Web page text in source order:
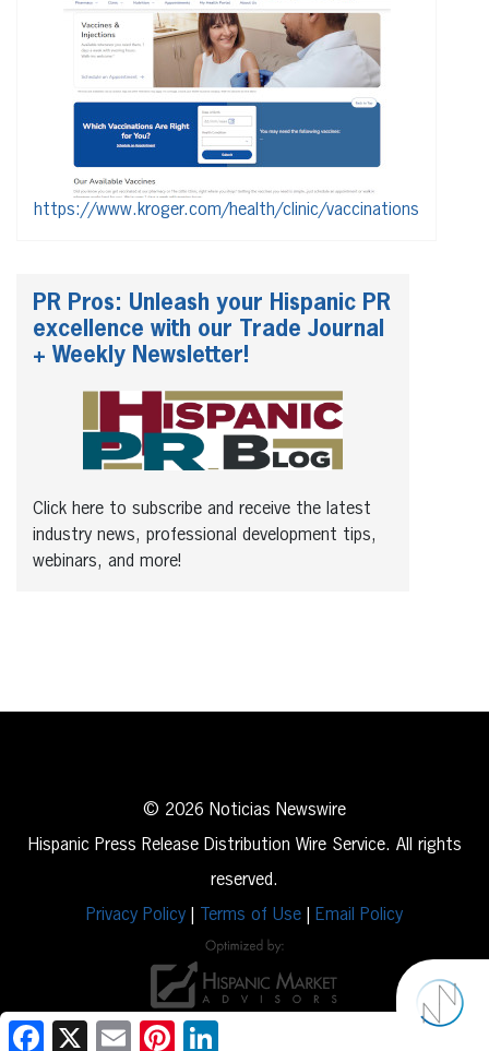
https://www.kroger.com/health/clinic/vaccinations
PR Pros: Unleash your Hispanic PR
excellence with our Trade Journal
+ Weekly Newsletter!
Click here to subscribe and receive the latest
industry news, professional development tips,
webinars, and more!
© 2026 Noticias Newswire
Hispanic Press Release Distribution Wire Service. All rights
reserved.
Privacy Policy
Terms of Use Email Policy
Facebook
X Email Pinterest